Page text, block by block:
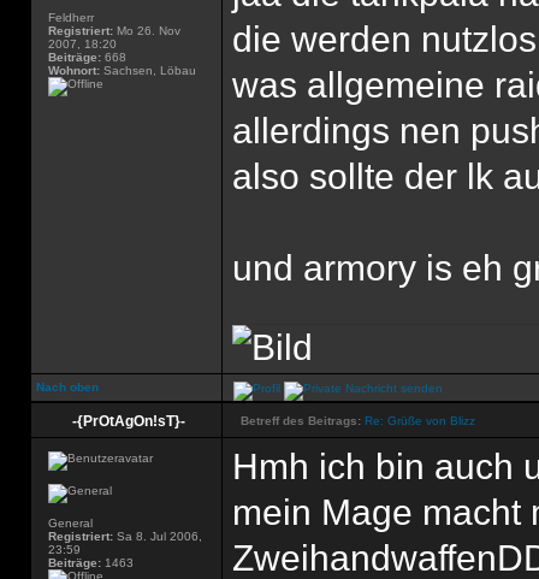
Feldherr
Registriert: Mo 26. Nov
2007, 18:20
Beiträge: 668
Wohnort: Sachsen, Löbau
die werden
was allgemeine
allerdings nen
also sollte der lk
und armory is eh
Nach oben
-{PrOtAgOn!sT}- Betreff des Beitrags: Re: Grüße von Blizz
General
Registriert: Sa 8. Jul 2006,
23:59
Beiträge: 1463
Hmh ich bin auch
mein Mage macht